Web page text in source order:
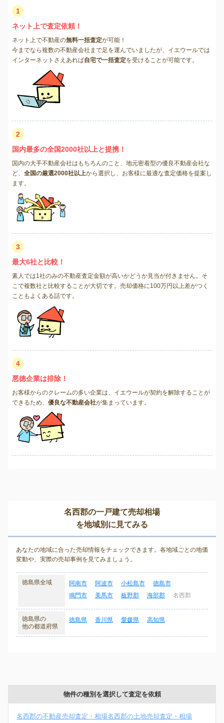
1
ネット上で査定依頼！
ネット上で不動産の無料一括査定が可能！
今までなら複数の不動産会社まで足を運んでいましたが、イエウールでは
インターネットさえあれば自宅で一括査定を受けることが可能です。
2
国内最多の全国2000社以上と提携！
国内の大手不動産会社はもちろんのこと、地元密着型の優良不動産会社な
ど、 全国の厳選2000社以上から選択し、お客様に最適な査定価格を提案し
ます。
3
最大6社と比較！
素人では1社のみの不動産査定金額が高いかどうか見当が付きません。そ
こで複数社と比較することが大切です。売却価格に100万円以上差がつく
こともよくある話です。
4
悪徳企業は排除！
お客様からのクレームの多い企業は、イエウールが契約を解除することが
できるため、 優良な不動産会社が集まっています。
名西郡の一戸建て売却相場
を地域別に見てみる
あなたの地域に合った売却情報をチェックできます。各地域ごとの地価
変動や、実際の売却事例を見てみましょう。
徳島県全域 阿南市 阿波市 小松島市
徳島市
鳴門市
美馬市 板野郡 海部郡 名西郡
徳島県の
他の都道府県
徳島県 香川県 愛媛県 高知県
物件の種別を選択して査定を依頼
名西郡の不動産売却査定・相場名西郡の土地売却査定・相場